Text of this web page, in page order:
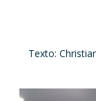
Texto: